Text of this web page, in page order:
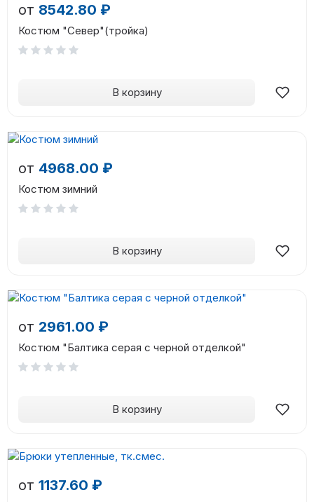
от 8542.80 ₽
Костюм "Север"(тройка)
В корзину
от 4968.00 ₽
Костюм зимний
В корзину
от 2961.00 ₽
Костюм "Балтика серая с черной отделкой"
В корзину
от 1137.60 ₽